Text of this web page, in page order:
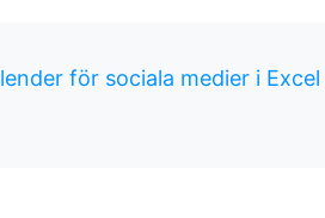
för sociala medier i